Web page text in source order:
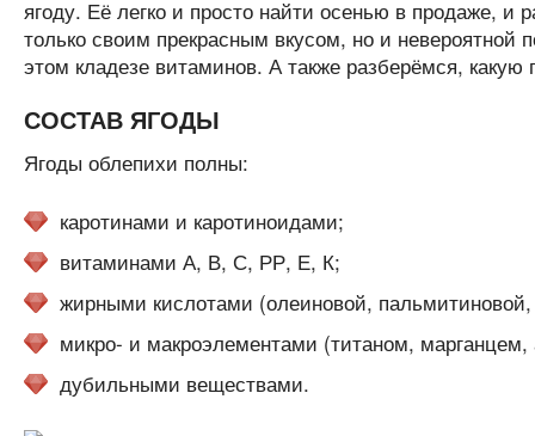
ягоду. Её легко и просто найти осенью в продаже, и
только своим прекрасным вкусом, но и невероятной
этом кладезе витаминов. А также разберёмся,
СОСТАВ ЯГОДЫ
Ягоды облепихи полны:
каротинами и каротиноидами;
витаминами А, В, С, РР, Е, К;
жирными кислотами (олеиновой,
микро- и макроэлементами (титаном,
дубильными веществами.